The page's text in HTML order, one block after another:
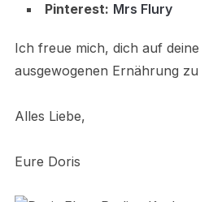
Pinterest: Mrs Flury
Ich freue mich, dich auf
ausgewogenen Ernährung
Alles Liebe,
Eure Doris